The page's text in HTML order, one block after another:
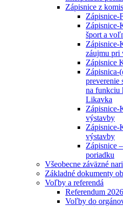
Zápisnice z
Zápisnice-
Zápisnice-
šport a
Zápisnice-
záujmu pri
Zápisnice
Zápisnica-
preverenie
na funkciu
Likavka
Zápisnice-
výstavby
Zápisnice-
výstavby
Zápisnice
poriadku
Všeobecne záväzné
Základné dokumenty
Voľby a referendá
Referendum 2026
Voľby do